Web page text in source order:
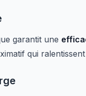
garantit une
qui